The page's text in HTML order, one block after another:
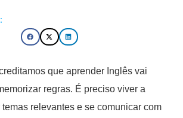
que aprender Inglês vai
regras. É preciso viver a
relevantes e se comunicar com